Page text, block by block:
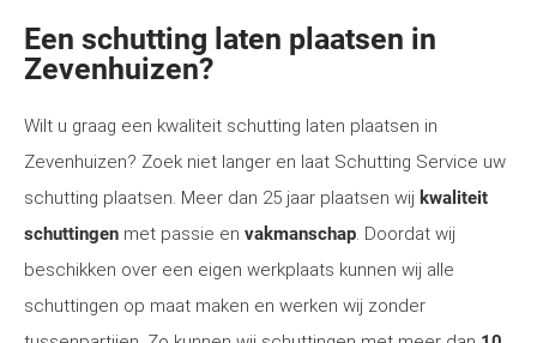
Een schutting laten plaatsen in
Zevenhuizen?
Wilt u graag een kwaliteit schutting laten plaatsen in
Zevenhuizen? Zoek niet langer en laat Schutting Service uw
schutting plaatsen. Meer dan 25 jaar plaatsen wij kwaliteit
schuttingen met passie en vakmanschap. Doordat wij
beschikken over een eigen werkplaats kunnen wij alle
schuttingen op maat maken en werken wij zonder